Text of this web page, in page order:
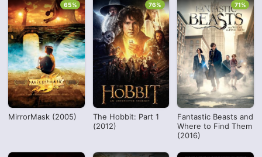
MirrorMask (2005)
65%
The Hobbit: Part 1
(2012)
76%
Fantastic Beasts and
Where to Find Them
(2016)
71%